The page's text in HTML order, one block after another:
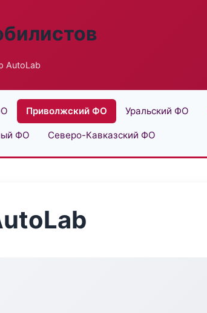
AutoLab
Приволжский ФО Уральский ФО
ФО Северо-Кавказский ФО